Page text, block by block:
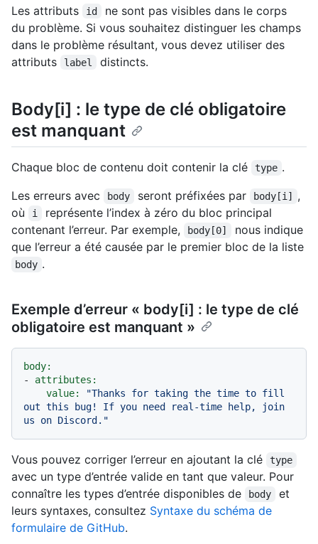
Les attributs id
ne sont pas visibles dans le corps
du problème. Si vous souhaitez distinguer les champs
dans le problème résultant, vous devez utiliser des
attributs
label distincts.
Body[i] : le type de clé obligatoire
est manquant
Chaque bloc de contenu doit contenir la clé type .
Les erreurs avec
body seront préfixées par body[i]
,
où
i
représente l’index à zéro du bloc principal
contenant l’erreur. Par exemple,
body[0]
nous indique
que l’erreur a été causée par le premier bloc de la liste
body .
Exemple d’erreur « body[i] : le type de clé
obligatoire est manquant »
body:
-
attributes:
value:
"Thanks for taking the time to fill
out this bug! If you need real-time help, join
us on Discord."
Vous pouvez corriger l’erreur en ajoutant la clé type
avec un type d’entrée valide en tant que valeur. Pour
connaître les types d’entrée disponibles de
body
et
leurs syntaxes, consultez Syntaxe du schéma de
formulaire de GitHub.